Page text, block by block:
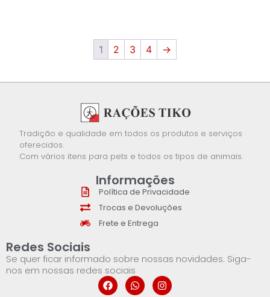
1 2 3 4 →
Tradição e qualidade em todos os produtos e serviços
oferecidos.
Com vários itens para pets e todos os tipos de animais.
Informações
Política de Privacidade
Trocas e Devoluções
Frete e Entrega
Redes Sociais
Se quer ficar informado sobre nossas novidades. Siga-
nos em nossas redes sociais